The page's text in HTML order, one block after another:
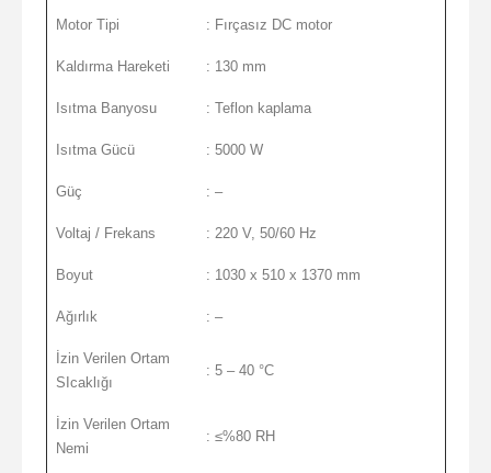
Motor Tipi : Fırçasız DC motor
Kaldırma Hareketi : 130 mm
Isıtma Banyosu : Teflon kaplama
Isıtma Gücü : 5000 W
Güç : –
Voltaj / Frekans : 220 V, 50/60 Hz
Boyut : 1030 x 510 x 1370 mm
Ağırlık : –
İzin Verilen Ortam
SIcaklığı
: 5 – 40 °C
İzin Verilen Ortam
Nemi
: ≤%80 RH